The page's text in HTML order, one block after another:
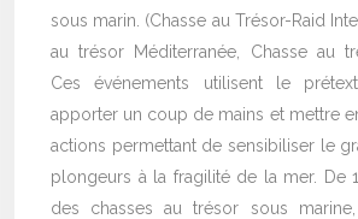
sous marin. (Chasse au Trésor-Raid
au trésor Méditerranée, Chasse au
Ces événements utilisent le
apporter un coup de mains et mettre
actions permettant de sensibiliser le
plongeurs à la fragilité de la mer. De
des chasses au trésor sous